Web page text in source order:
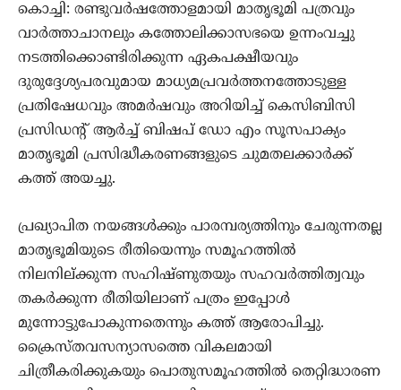
കൊച്ചി: രണ്ടുവര്‍ഷത്തോളമായി മാതൃഭൂമി പത്രവും
വാര്‍ത്താചാനലും കത്തോലിക്കാസഭയെ ഉന്നംവച്ചു
നടത്തിക്കൊണ്ടിരിക്കുന്ന ഏകപക്ഷീയവും
ദുരുദ്ദേശ്യപരവുമായ മാധ്യമപ്രവര്‍ത്തനത്തോടുള്ള
പ്രതിഷേധവും അമര്‍ഷവും അറിയിച്ച് കെസിബിസി
പ്രസിഡന്റ് ആര്‍ച്ച് ബിഷപ് ഡോ എം സൂസപാക്യം
മാതൃഭൂമി പ്രസിദ്ധീകരണങ്ങളുടെ ചുമതലക്കാര്‍ക്ക്
കത്ത് അയച്ചു.
പ്രഖ്യാപിത നയങ്ങള്‍ക്കും പാരമ്പര്യത്തിനും ചേരുന്നതല്ല
മാതൃഭൂമിയുടെ രീതിയെന്നും സമൂഹത്തില്‍
നിലനില്ക്കുന്ന സഹിഷ്ണുതയും സഹവര്‍ത്തിത്വവും
തകര്‍ക്കുന്ന രീതിയിലാണ് പത്രം ഇപ്പോള്‍
മുന്നോട്ടുപോകുന്നതെന്നും കത്ത് ആരോപിച്ചു.
ക്രൈസ്തവസന്യാസത്തെ വികലമായി
ചിത്രീകരിക്കുകയും പൊതുസമൂഹത്തില്‍ തെറ്റിദ്ധാരണ